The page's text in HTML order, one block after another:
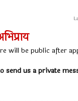
will be public after
send us a private